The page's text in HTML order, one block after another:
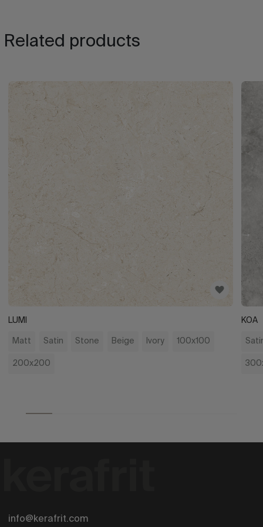
Related products
LUMI
Matt Satin Stone Beige Ivory 100x100
200x200
KOA
info@kerafrit.com